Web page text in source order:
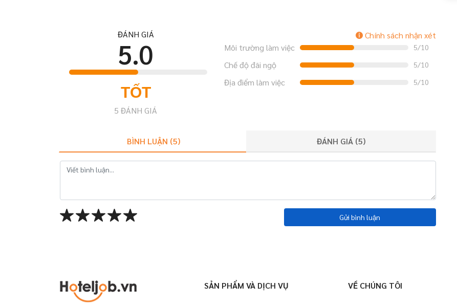
ĐÁNH GIÁ
5.0
TỐT
5 ĐÁNH GIÁ
Chính sách nhận xét
Môi trường làm việc
5/10
Chế độ đãi ngộ 5/10
Địa điểm làm việc 5/10
BÌNH LUẬN (5) ĐÁNH GIÁ (5)
Gửi bình luận
SẢN PHẨM VÀ DỊCH VỤ VỀ CHÚNG TÔI